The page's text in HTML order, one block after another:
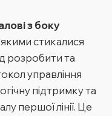
з боку
якими стикалися
розробити та
управління
підтримку та
першої лінії. Це